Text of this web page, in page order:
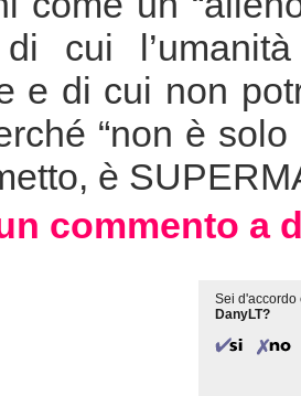
di cui
e di cui non
“non è
è
commento a
Sei d'accordo
DanyLT?